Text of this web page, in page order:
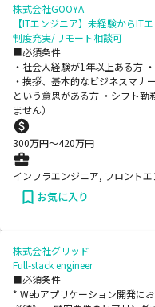
株式会社GOOYA
【ITエンジニア】未経験からIT
制度充実/リモート相談可
■必須条件
・社会人経験が1年以上ある方
・挨拶、基本的なビジネスマナ
という意思がある方 ・シフト
ません）
300万円〜420万円
インフラエンジニア, フロント
お気に入り
株式会社グリッド
Full-stack engineer
■必須条件
* Webアプリケーション開発に